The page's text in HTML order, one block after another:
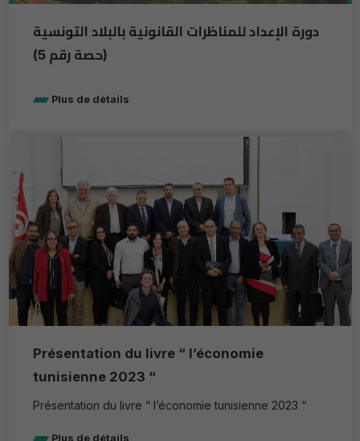
دورة الإعداد للمناظرات القانونية بالبلاد التونسية
(حصة رقم 5)
Plus de détails
Présentation du livre “ l’économie
tunisienne 2023 “
Présentation du livre “ l’économie tunisienne 2023 “
Plus de détails